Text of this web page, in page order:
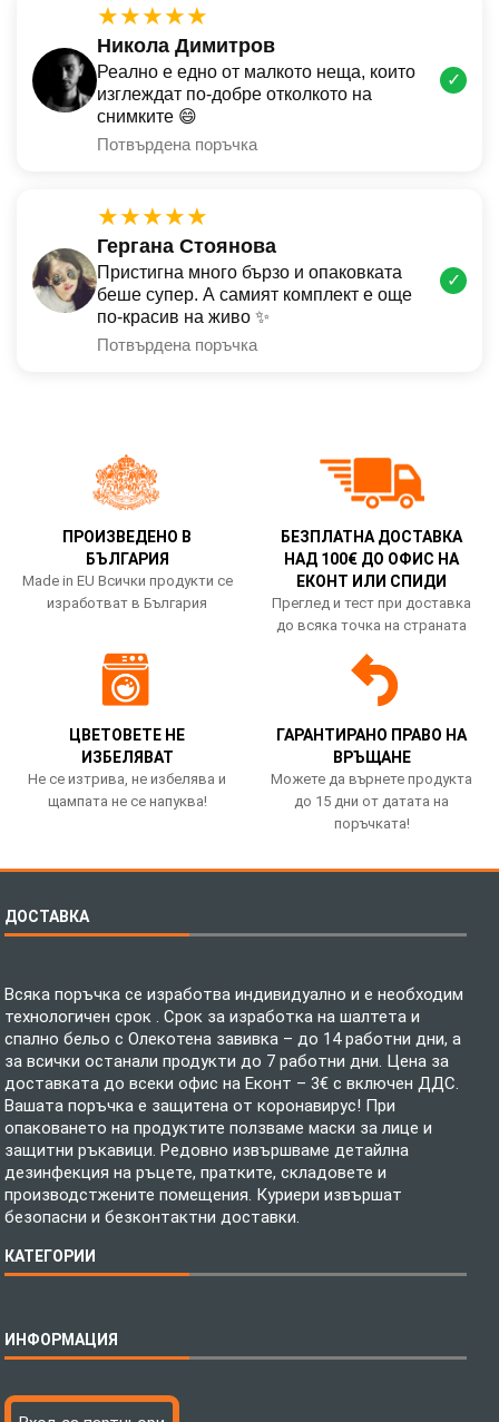
★★★★★
Никола Димитров
Реално е едно от малкото неща, които
изглеждат по-добре отколкото на
снимките 😄
Потвърдена поръчка
✓
★★★★★
Гергана Стоянова
Пристигна много бързо и опаковката
беше супер. А самият комплект е още
по-красив на живо ✨
Потвърдена поръчка
✓
ПРОИЗВЕДЕНО В
БЪЛГАРИЯ
Made in EU Всички продукти се
изработват в България
БЕЗПЛАТНА ДОСТАВКА
НАД 100€ ДО ОФИС НА
ЕКОНТ ИЛИ СПИДИ
Преглед и тест при доставка
до всяка точка на страната
ЦВЕТОВЕТЕ НЕ
ИЗБЕЛЯВАТ
Не се изтрива, не избелява и
щампата не се напуква!
ГАРАНТИРАНО ПРАВО НА
ВРЪЩАНЕ
Можете да върнете продукта
до 15 дни от датата на
поръчката!
ДОСТАВКА
Всяка поръчка се изработва индивидуално и е необходим
технологичен срок . Срок за изработка на шалтета и
спално бельо с Олекотена завивка – до 14 работни дни, а
за всички останали продукти до 7 работни дни. Цена за
доставката до всеки офис на Еконт – 3€ с включен ДДС.
Вашата поръчка е защитена от коронавирус! При
опаковането на продуктите ползваме маски за лице и
защитни ръкавици. Редовно извършваме детайлна
дезинфекция на ръцете, пратките, складовете и
производстжените помещения. Куриери извършат
безопасни и безконтактни доставки.
КАТЕГОРИИ
Бебешки спални комплекти
Тениски с пълноцветен печат
ИНФОРМАЦИЯ
Технология на печатане